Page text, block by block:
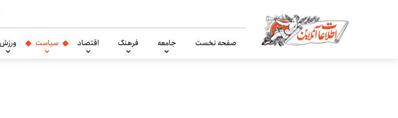
صفحه نخست جامعه فرهنگ اقتصاد سیاست ورزش